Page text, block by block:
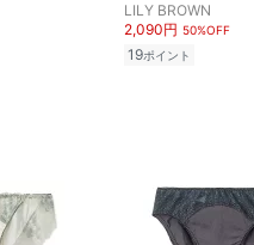
LILY BROWN
2,090円 50%OFF
19ポイント